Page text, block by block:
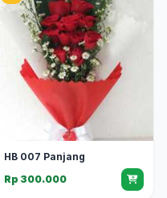
HB 007 Panjang
Rp 300.000